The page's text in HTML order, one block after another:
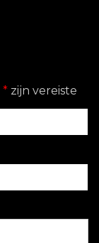
* zijn vereiste